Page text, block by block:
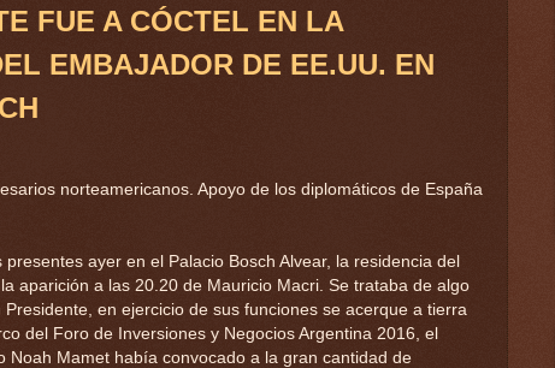
FUE A CÓCTEL EN LA
EMBAJADOR DE EE.UU. EN
norteamericanos. Apoyo de los diplomáticos de España
ayer en el Palacio Bosch Alvear, la residencia del
aparición a las 20.20 de Mauricio Macri. Se trataba de algo
en ejercicio de sus funciones se acerque a tierra
del Foro de Inversiones y Negocios Argentina 2016, el
Noah Mamet había convocado a la gran cantidad de